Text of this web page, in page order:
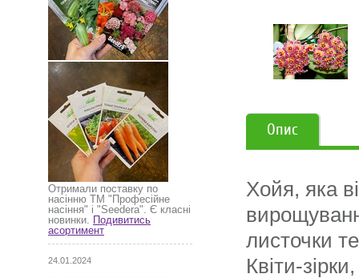
Отримали поставку по
насінню ТМ "Професійне
насіння" і "Seedera". Є класні
новинки. Подивитись
асортимент
24.01.2024
Опис
Хойя, яка
листочки
Квіти-